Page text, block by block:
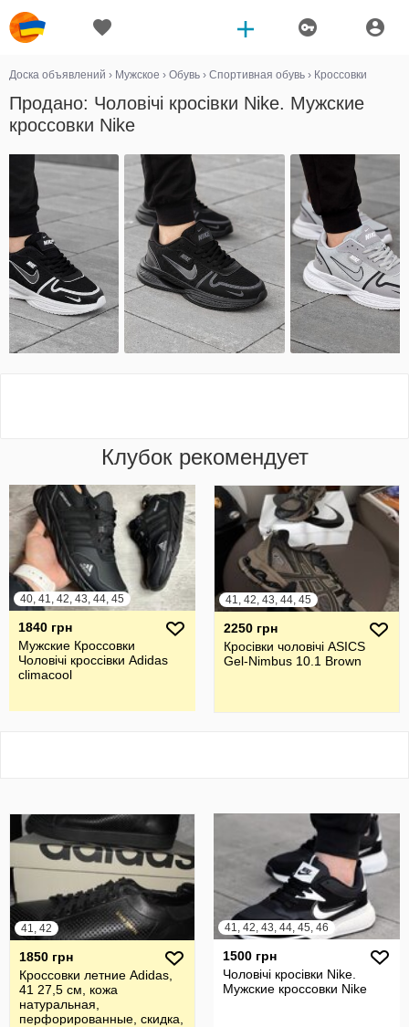
Доска объявлений › Мужское › Обувь › Спортивная обувь › Кроссовки
Продано: Чоловічі кросівки Nike. Мужские
кроссовки Nike
Клубок рекомендует
40, 41, 42, 43, 44, 45
1840 грн
Мужские Кроссовки
Чоловічі кроссівки Adidas
climacool
41, 42, 43, 44, 45
2250 грн
Кросівки чоловічі ASICS
Gel-Nimbus 10.1 Brown
41, 42
1850 грн
Кроссовки летние Adidas,
41 27,5 см, кожа
натуральная,
перфорированные, скидка,
41, 42, 43, 44, 45, 46
1500 грн
Чоловічі кросівки Nike.
Мужские кроссовки Nike